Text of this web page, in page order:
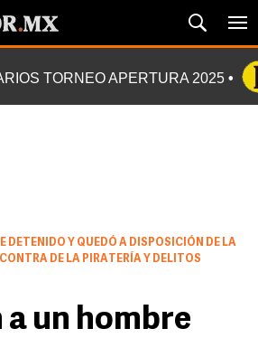
TORNEO APERTURA 2025
DETENIDO Y QUEDÓ A DISPOSICIÓN DE LA
DE LA PIRATERÍA Y DELITOS
a un hombre